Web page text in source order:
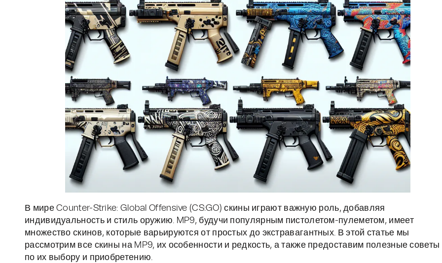
В мире Counter-Strike: Global Offensive (CS:GO) скины играют важную роль, добавляя
индивидуальность и стиль оружию. MP9, будучи популярным пистолетом-пулеметом, имеет
множество скинов, которые варьируются от простых до экстравагантных. В этой статье мы
рассмотрим все скины на MP9, их особенности и редкость, а также предоставим полезные советы
по их выбору и приобретению.